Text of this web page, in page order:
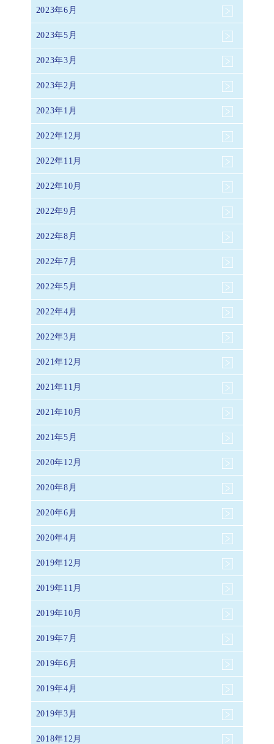
2023年6月
2023年5月
2023年3月
2023年2月
2023年1月
2022年12月
2022年11月
2022年10月
2022年9月
2022年8月
2022年7月
2022年5月
2022年4月
2022年3月
2021年12月
2021年11月
2021年10月
2021年5月
2020年12月
2020年8月
2020年6月
2020年4月
2019年12月
2019年11月
2019年10月
2019年7月
2019年6月
2019年4月
2019年3月
2018年12月